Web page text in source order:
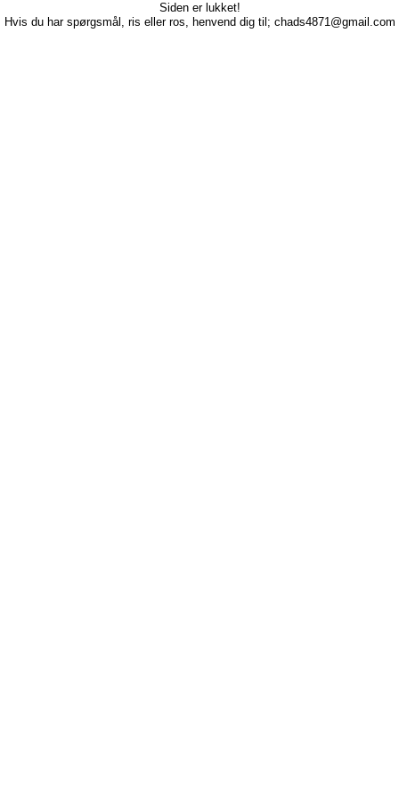
Siden er lukket!
Hvis du har spørgsmål, ris eller ros, henvend dig til; chads4871@gmail.com